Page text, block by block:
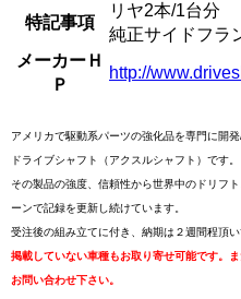
特記事項
リヤ2本/1台分
純正サイドフラ
メーカーＨ
Ｐ
http://
アメリカで駆動系パーツの強化品を専門に開
ドライブシャフト（アクスルシャフト）です。
その製品の強度、信頼性から世界中のドリフ
ーンで記録を更新し続けています。
受注後の組み立てに付き、納期は２週間程頂い
掲載していない車種もお取り寄せ可能です。
お問い合わせ下さい。